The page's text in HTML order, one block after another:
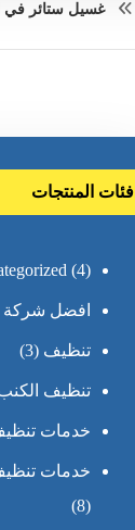
غسيل ستائر في ام
فئات المنتجات
(4)
افضل
تنظيف (3)
تنظيف
خدمات
خدمات
(8)